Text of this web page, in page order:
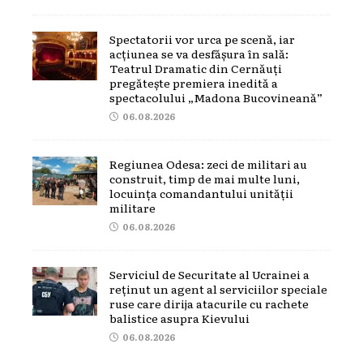
Spectatorii vor urca pe scenă, iar
acțiunea se va desfășura în sală:
Teatrul Dramatic din Cernăuți
pregătește premiera inedită a
spectacolului „Madona Bucovineană”
06.08.2026
Regiunea Odesa: zeci de militari au
construit, timp de mai multe luni,
locuința comandantului unității
militare
06.08.2026
Serviciul de Securitate al Ucrainei a
reținut un agent al serviciilor speciale
ruse care dirija atacurile cu rachete
balistice asupra Kievului
06.08.2026